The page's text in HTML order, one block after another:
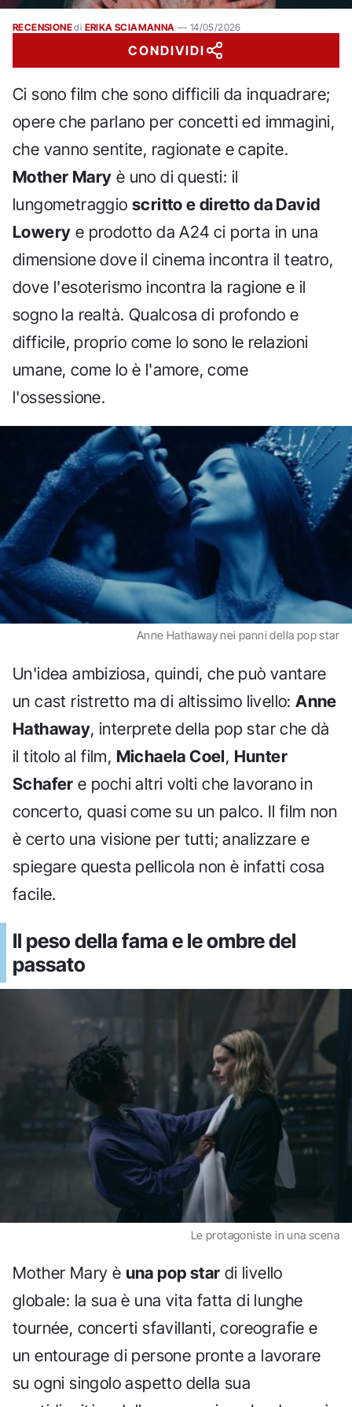
RECENSIONEdi ERIKA SCIAMANNA — 14/05/2026
CONDIVIDI
Ci sono film che sono difficili da inquadrare;
opere che parlano per concetti ed immagini,
che vanno sentite, ragionate e capite.
Mother Mary è uno di questi: il
lungometraggio scritto e diretto da David
Lowery e prodotto da A24 ci porta in una
dimensione dove il cinema incontra il teatro,
dove l'esoterismo incontra la ragione e il
sogno la realtà. Qualcosa di profondo e
difficile, proprio come lo sono le relazioni
umane, come lo è l'amore, come
l'ossessione.
Anne Hathaway nei panni della pop star
Un'idea ambiziosa, quindi, che può vantare
un cast ristretto ma di altissimo livello:Anne
Hathaway, interprete della pop star che dà
il titolo al film, Michaela Coel, Hunter
Schafer e pochi altri volti che lavorano in
concerto, quasi come su un palco. Il film non
è certo una visione per tutti; analizzare e
spiegare questa pellicola non è infatti cosa
facile.
Il peso della fama e le ombre del
passato
Le protagoniste in una scena
Mother Mary è una pop star di livello
globale: la sua è una vita fatta di lunghe
tournée, concerti sfavillanti, coreografie e
un entourage di persone pronte a lavorare
su ogni singolo aspetto della sua